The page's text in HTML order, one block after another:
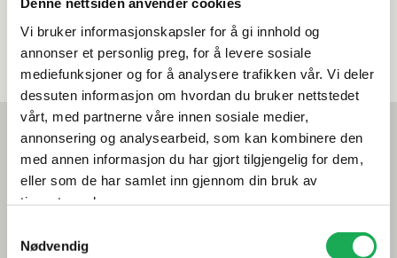
Vi bruker informasjonskapsler for å gi innhold og
annonser et personlig preg, for å levere sosiale
mediefunksjoner og for å analysere trafikken vår. Vi deler
dessuten informasjon om hvordan du bruker nettstedet
vårt, med partnerne våre innen sosiale medier,
annonsering og analysearbeid, som kan kombinere den
med annen informasjon du har gjort tilgjengelig for dem,
eller som de har samlet inn gjennom din bruk av
tjenestene deres.
Nødvendig
Mest lest akkurat nå
Årets flis hos Flisekompaniet
Klikkvinyl - Gulvet som tåler alt
Tips og råd